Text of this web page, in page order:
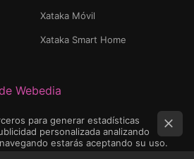
Xataka Móvil
Xataka Smart Home
Webedia
para generar estadísticas
personalizada analizando
estarás aceptando su uso.